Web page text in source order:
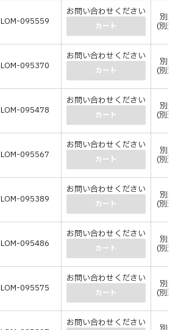
LOM-095559
お問い合わせください
カート
別途
(別途
LOM-095370
お問い合わせください
カート
別途
(別途
LOM-095478
お問い合わせください
カート
別途
(別途
LOM-095567
お問い合わせください
カート
別途
(別途
LOM-095389
お問い合わせください
カート
別途
(別途
LOM-095486
お問い合わせください
カート
別途
(別途
LOM-095575
お問い合わせください
カート
別途
(別途
お問い合わせください